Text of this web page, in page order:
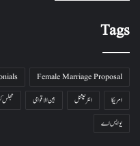
Tags
Female Marriage Proposal
امریکا
انٹرنیشنل بین الاقوامی جھلس
یو ایس اے